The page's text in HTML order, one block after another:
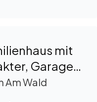
mit
Garagen
Am Wald